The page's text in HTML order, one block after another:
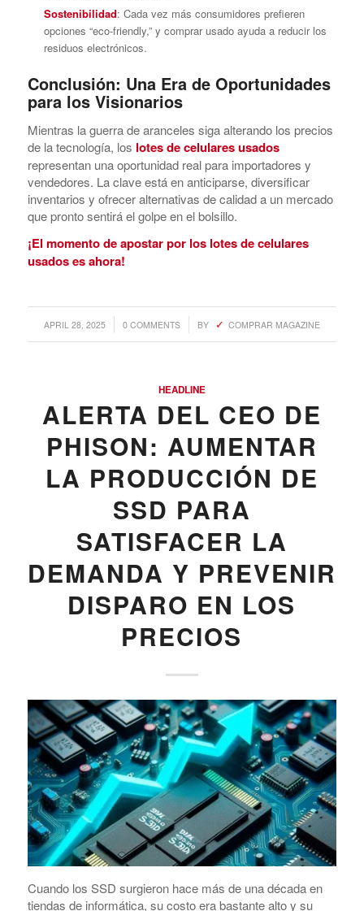
Sostenibilidad: Cada vez más consumidores prefieren
opciones “eco-friendly,” y comprar usado ayuda a reducir los
residuos electrónicos.
Conclusión: Una Era de Oportunidades
para los Visionarios
Mientras la guerra de aranceles siga alterando los precios
de la tecnología, los lotes de celulares usados
representan una oportunidad real para importadores y
vendedores. La clave está en anticiparse, diversificar
inventarios y ofrecer alternativas de calidad a un mercado
que pronto sentirá el golpe en el bolsillo.
¡El momento de apostar por los lotes de celulares
usados es ahora!
APRIL 28, 2025
/ 0 COMMENTS
/ BY COMPRAR MAGAZINE
HEADLINE
ALERTA DEL CEO DE
PHISON: AUMENTAR
LA PRODUCCIÓN DE
SSD PARA
SATISFACER LA
DEMANDA Y PREVENIR
DISPARO EN LOS
PRECIOS
Cuando los SSD surgieron hace más de una década en
tiendas de informática, su costo era bastante alto y su